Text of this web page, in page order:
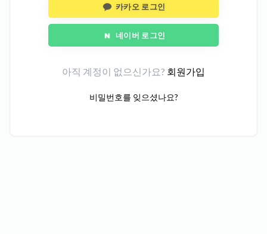
카카오 로그인
네이버 로그인
아직 계정이 없으신가요? 회원가입
비밀번호를 잊으셨나요?